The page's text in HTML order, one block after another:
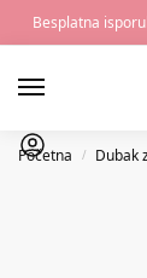
Besplatna
Početna / Dubak